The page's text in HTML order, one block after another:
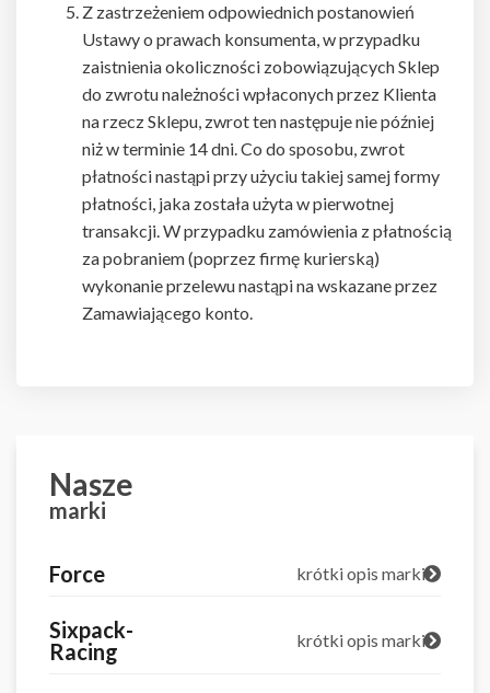
Z zastrzeżeniem odpowiednich postanowień
Ustawy o prawach konsumenta, w przypadku
zaistnienia okoliczności zobowiązujących Sklep
do zwrotu należności wpłaconych przez Klienta
na rzecz Sklepu, zwrot ten następuje nie później
niż w terminie 14 dni. Co do sposobu, zwrot
płatności nastąpi przy użyciu takiej samej formy
płatności, jaka została użyta w pierwotnej
transakcji. W przypadku zamówienia z płatnością
za pobraniem (poprzez firmę kurierską)
wykonanie przelewu nastąpi na wskazane przez
Zamawiającego konto.
Nasze
marki
Force krótki opis marki
Sixpack-
Racing
krótki opis marki